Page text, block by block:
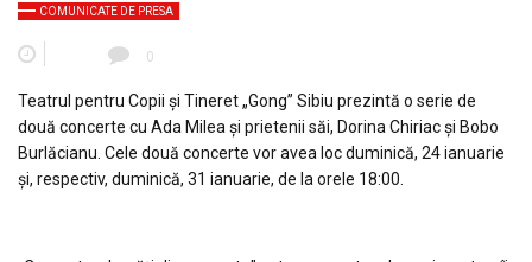
COMUNICATE DE PRESA
0
Teatrul pentru Copii și Tineret „Gong” Sibiu prezintă o serie de
două concerte cu Ada Milea și prietenii săi, Dorina Chiriac și Bobo
Burlăcianu. Cele două concerte vor avea loc duminică, 24 ianuarie
și, respectiv, duminică, 31 ianuarie, de la orele 18:00.